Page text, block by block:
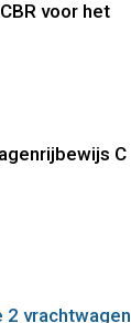
voor het
C
vrachtwagen